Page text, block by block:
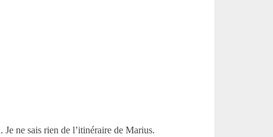
ne sais rien de l’itinéraire de Marius.